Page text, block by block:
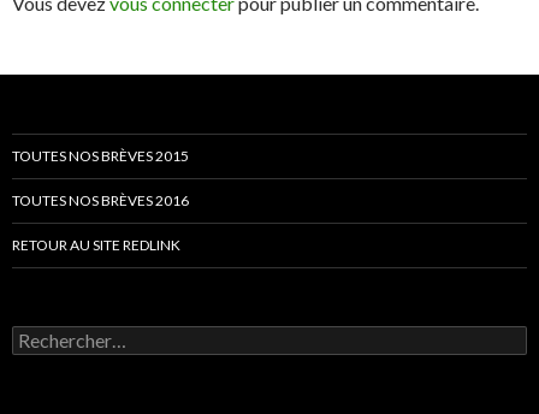
TOUTES NOS BRÈVES 2015
TOUTES NOS BRÈVES 2016
RETOUR AU SITE REDLINK
Rechercher :